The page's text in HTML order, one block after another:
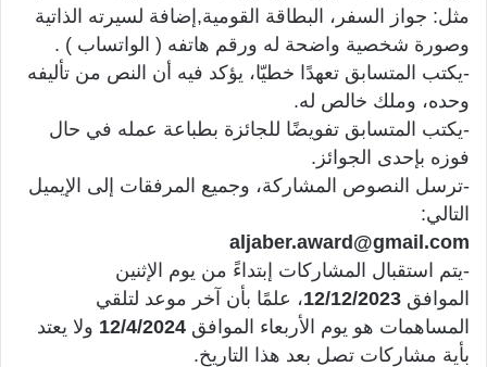
مثل: جواز السفر، البطاقة القومية,إضافة لسيرته الذاتية
وصورة شخصية واضحة له ورقم هاتفه ( الواتساب ) .
-يكتب المتسابق تعهدًا خطيّا، يؤكد فيه أن النص من تأليفه
وحده، وملك خالص له.
-يكتب المتسابق تفويضًا للجائزة بطباعة عمله في حال
فوزه بإحدى الجوائز.
-ترسل النصوص المشاركة، وجميع المرفقات إلى الإيميل
التالي:
aljaber.award@gmail.com
-يتم استقبال المشاركات إبتداءً من يوم الإثنين
الموافق 12/12/2023، علمًا بأن آخر موعد لتلقي
المساهمات هو يوم الأربعاء الموافق 12/4/2024 ولا يعتد
بأية مشاركات تصل بعد هذا التاريخ.